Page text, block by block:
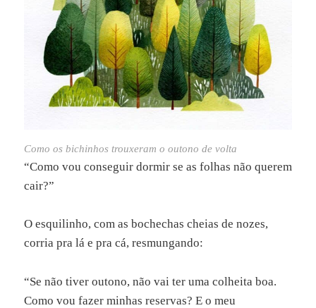
Como os bichinhos trouxeram o outono de volta
“Como vou conseguir dormir se as folhas não querem
cair?”
O esquilinho, com as bochechas cheias de nozes,
corria pra lá e pra cá, resmungando:
“Se não tiver outono, não vai ter uma colheita boa.
Como vou fazer minhas reservas? E o meu